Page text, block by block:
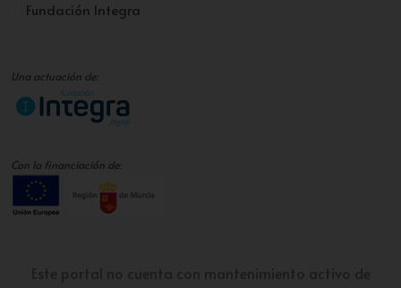
Fundación Integra
Una actuación de:
Con la financiación de: